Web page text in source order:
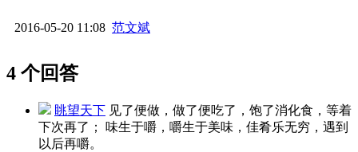
2016-05-20 11:08 范文斌
4 个回答
眺望天下 见了便做，做了便吃了，饱了消化食，等着
下次再了； 味生于嚼，嚼生于美味，佳肴乐无穷，遇到
以后再嚼。